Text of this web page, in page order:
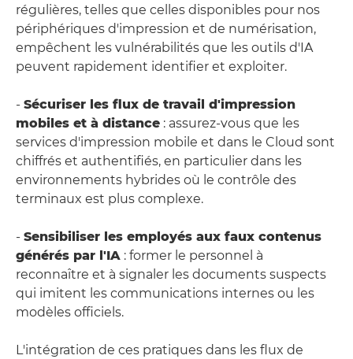
régulières, telles que celles disponibles pour nos
périphériques d'impression et de numérisation,
empêchent les vulnérabilités que les outils d'IA
peuvent rapidement identifier et exploiter.
- Sécuriser les flux de travail d'impression
mobiles et à distance : assurez-vous que les
services d'impression mobile et dans le Cloud sont
chiffrés et authentifiés, en particulier dans les
environnements hybrides où le contrôle des
terminaux est plus complexe.
- Sensibiliser les employés aux faux contenus
générés par l'IA : former le personnel à
reconnaître et à signaler les documents suspects
qui imitent les communications internes ou les
modèles officiels.
L'intégration de ces pratiques dans les flux de